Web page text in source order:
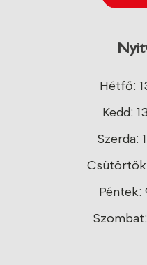
Hétfő:
Kedd:
Szerda:
Péntek: